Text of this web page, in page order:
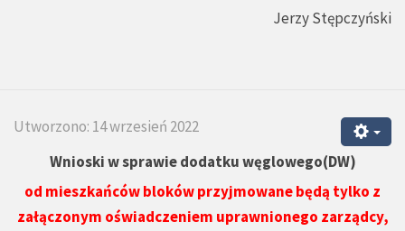
Jerzy Stępczyński
Utworzono: 14 wrzesień 2022
Wnioski w sprawiedodatku węglowego(DW)
od mieszkańców bloków przyjmowane będą tylko z
załączonym oświadczeniem uprawnionego zarządcy,